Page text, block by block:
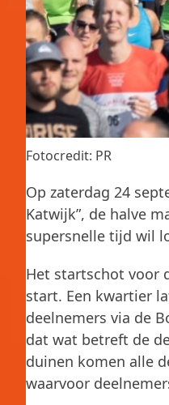
Fotocredit: PR
Op zaterdag 24
Katwijk”, de halve
supersnelle tijd wil
Het startschot voor
start. Een kwartier
deelnemers via de
dat wat betreft de
duinen komen alle
waarvoor